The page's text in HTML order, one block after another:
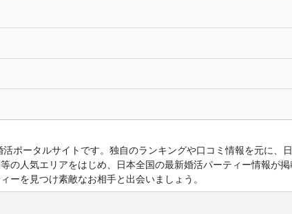
ポータルサイトです。独自のランキングや口コミ情報を元に
の人気エリアをはじめ、日本全国の最新婚活パーティー情報が
ーを見つけ素敵なお相手と出会いましょう。